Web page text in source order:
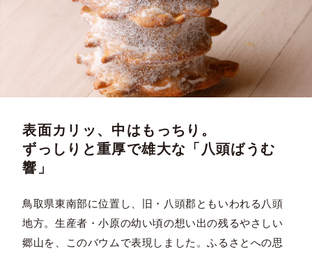
表面カリッ、中はもっちり。
ずっしりと重厚で雄大な「八頭ばうむ
響」
鳥取県東南部に位置し、旧・八頭郡ともいわれる八頭
地方。生産者・小原の幼い頃の想い出の残るやさしい
郷山を、このバウムで表現しました。ふるさとへの思